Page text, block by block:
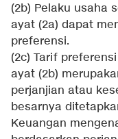
(2b) Pelaku usaha
ayat (2a) dapat
preferensi.
(2c) Tarif
ayat (2b)
perjanjian atau
besarnya
Keuangan